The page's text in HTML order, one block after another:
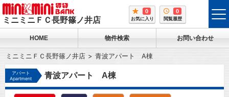
ミニミニＦＣ長野篠ノ井店
0
お気に入り
0
閲覧履歴
HOME 物件検索 お問い合わせ
ミニミニＦＣ長野篠ノ井店 青波アパート A棟
アパート
Apartment
青波アパート A棟